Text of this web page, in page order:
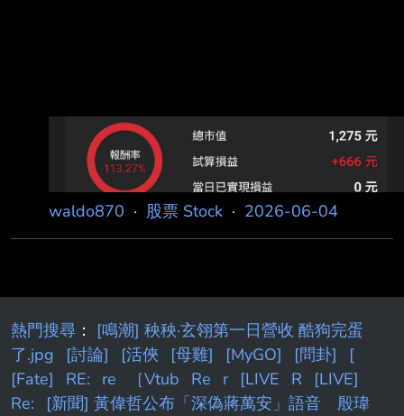
waldo870 · 股票 Stock · 2026-06-04
熱門搜尋 ： [鳴潮] 秧秧·玄翎第一日營收 酷狗完蛋
了.jpg
[討論] [活俠 [母雞] [MyGO] [問卦]
[
[Fate]
RE: re ［Vtub Re r [LIVE R
[LIVE]
Re:
[新聞] 黃偉哲公布「深偽蔣萬安」語音 殷瑋